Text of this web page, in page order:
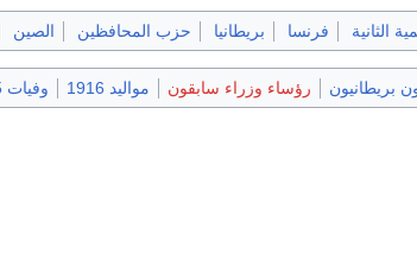
الثانية فرنسا بريطانيا حزب المحافظين الصين
بريطانيون رؤساء وزراء سابقون مواليد 1916 وفيات 2005